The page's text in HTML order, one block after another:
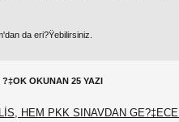
da eri?Ÿebilirsiniz.
OKUNAN 25 YAZI
HEM PKK SINAVDAN